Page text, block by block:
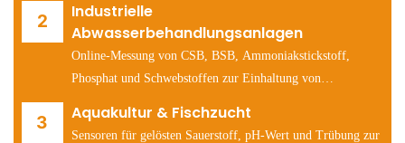
Industrielle
Abwasserbehandlungsanlagen
Online-Messung von CSB, BSB, Ammoniakstickstoff,
Phosphat und Schwebstoffen zur Einhaltung von
Aquakultur & Fischzucht
Sensoren für gelösten Sauerstoff, pH-Wert und Trübung zur